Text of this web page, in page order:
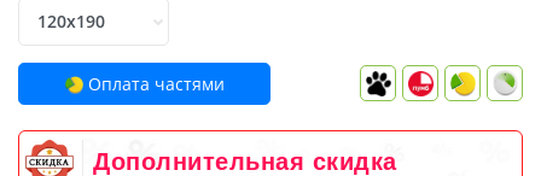
Оплата частями
Дополнительная скидка